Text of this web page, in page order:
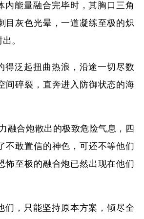
内能量融合完毕时，其胸口三角
目灰色光晕，一道凝练至极的炽
。
得泛起扭曲热浪，沿途一切尽数
间碎裂，直奔进入防御状态的海
融合炮散出的极致危险气息，四
不敢置信的神色，可还不等他们
怖至极的融合炮已然出现在他们
们，只能坚持原本方案，倾尽全